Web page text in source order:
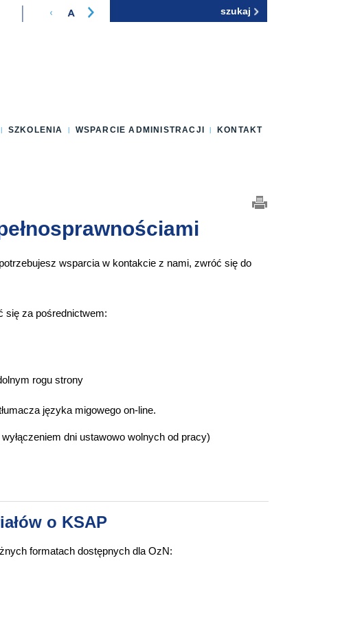
SZKOLENIA WSPARCIE ADMINISTRACJI KONTAKT
wsparcia w kontakcie z nami, zwróć się do
się za pośrednictwem:
rogu strony
języka migowego on-line.
dni ustawowo wolnych od pracy)
o KSAP
formatach dostępnych dla OzN: